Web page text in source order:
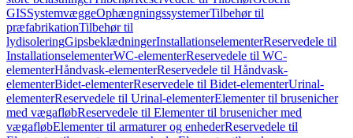
GISSystemvæggeOphængningssystemerTilbehør til
præfabrikationTilbehør til
lydisoleringGipsbeklædningerInstallationselementerReservedele til
InstallationselementerWC-elementerReservedele til WC-
elementerHåndvask-elementerReservedele til Håndvask-
elementerBidet-elementerReservedele til Bidet-elementerUrinal-
elementerReservedele til Urinal-elementerElementer til brusenicher
med vægafløbReservedele til Elementer til brusenicher med
vægafløbElementer til armaturer og enhederReservedele til